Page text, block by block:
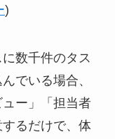
)
数千件のタス
でいる場合、
ュー」「担当者
るだけで、体